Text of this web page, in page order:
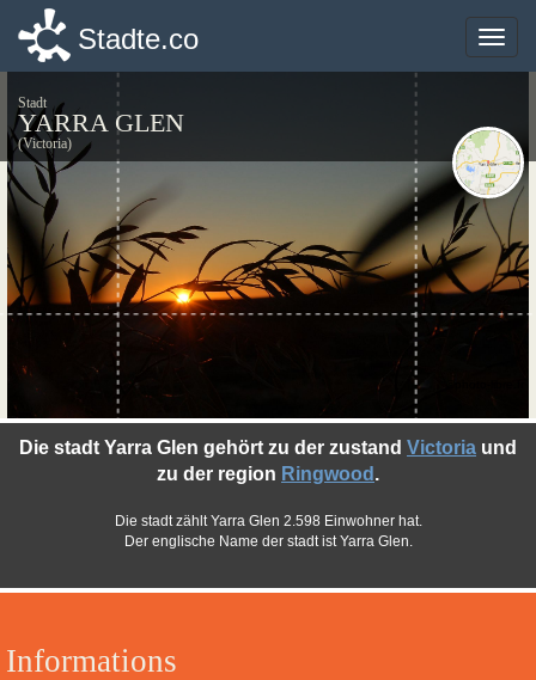
Toggle
Stadte.co
Stadt
YARRA GLEN
(Victoria)
Informations
Die stadt Yarra Glen gehört zu der zustand Victoria und
zu der region Ringwood .
Die stadt zählt Yarra Glen 2.598 Einwohner hat.
Der englische Name der stadt ist Yarra Glen.
Toggle
Stadte.co